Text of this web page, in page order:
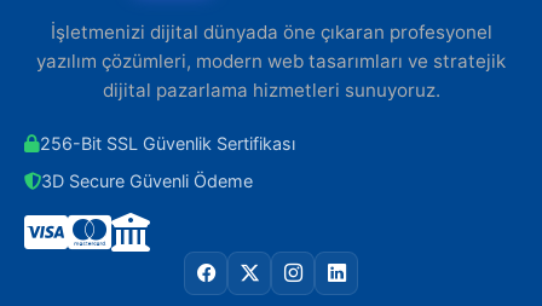
İşletmenizi dijital dünyada öne çıkaran profesyonel
yazılım çözümleri, modern web tasarımları ve stratejik
dijital pazarlama hizmetleri sunuyoruz.
256-Bit SSL Güvenlik Sertifikası
3D Secure Güvenli Ödeme